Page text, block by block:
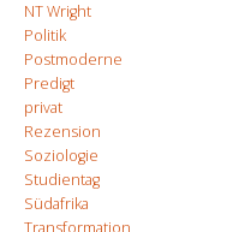
NT Wright
Politik
Postmoderne
Predigt
privat
Rezension
Soziologie
Studientag
Südafrika